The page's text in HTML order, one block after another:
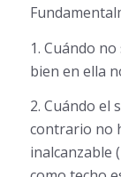
1. Cuándo
bien en ella
2. Cuándo el
contrario no
inalcanzable